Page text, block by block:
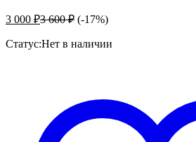
3 000 ₽3 600₽ (-17%)
Статус:Нет в наличии